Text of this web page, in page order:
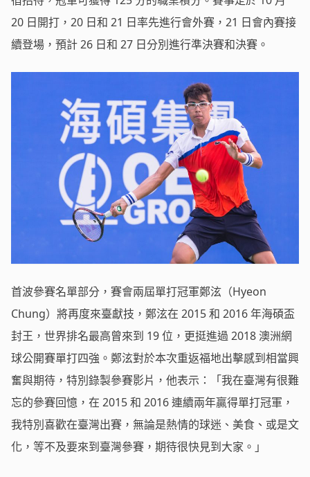
20 日開打，20 日和 21 日率先進行會外賽，21 日會內賽接
續登場，預計 26 日和 27 日分別進行準決賽和決賽。
首波參賽名單部分，賽會兩屆單打冠軍鄭泫（Hyeon
Chung）將再度來臺獻技，鄭泫在 2015 和 2016 年海碩盃
封王，世界排名最高曾來到 19 位，更挺進過 2018 澳洲網
球公開賽單打四強。鄭泫對於本次重返福地出擊感到相當興
奮與期待，特別錄製參賽影片，他表示：「我在臺灣有很難
忘的參賽回憶，在 2015 和 2016 連續兩年贏得單打冠軍，
我特別喜歡在臺灣出賽，無論是熱情的球迷、美食、或是文
化，等不及要來到臺灣參賽，期待很快見到大家。」